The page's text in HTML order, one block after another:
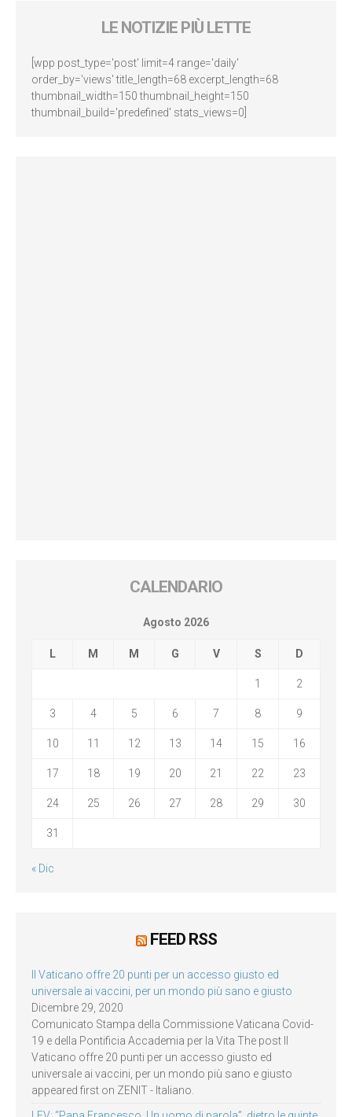
LE NOTIZIE PIÙ LETTE
[wpp post_type='post' limit=4 range='daily'
order_by='views' title_length=68 excerpt_length=68
thumbnail_width=150 thumbnail_height=150
thumbnail_build='predefined' stats_views=0]
CALENDARIO
Agosto 2026
L M M G V S D
1 2
3 4 5 6 7 8 9
10 11 12 13 14 15 16
17 18 19 20 21 22 23
24 25 26 27 28 29 30
31
« Dic
FEED RSS
Il Vaticano offre 20 punti per un accesso giusto ed
universale ai vaccini, per un mondo più sano e giusto
Dicembre 29, 2020
Comunicato Stampa della Commissione Vaticana Covid-
19 e della Pontificia Accademia per la Vita The post Il
Vaticano offre 20 punti per un accesso giusto ed
universale ai vaccini, per un mondo più sano e giusto
appeared first on ZENIT - Italiano.